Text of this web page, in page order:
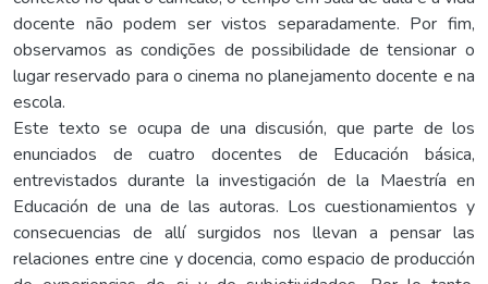
docente não podem ser vistos separadamente. Por fim,
observamos as condições de possibilidade de tensionar o
lugar reservado para o cinema no planejamento docente e na
escola.
Este texto se ocupa de una discusión, que parte de los
enunciados de cuatro docentes de Educación básica,
entrevistados durante la investigación de la Maestría en
Educación de una de las autoras. Los cuestionamientos y
consecuencias de allí surgidos nos llevan a pensar las
relaciones entre cine y docencia, como espacio de producción